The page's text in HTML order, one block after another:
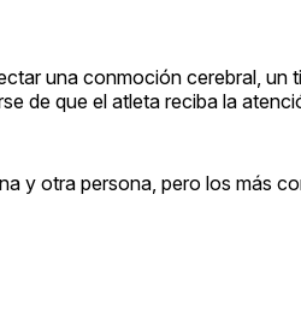
una conmoción cerebral, un
de que el atleta reciba la
y otra persona, pero los más